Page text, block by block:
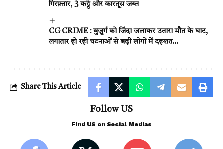
गिरफ़्तार, 3 कट्टे और कारतूस जब्त
CG CRIME : बुजुर्ग को जिंदा जलाकर उतारा मौत के घाट,
लगातार हो रही घटनाओं से बढ़ी लोगों में दहशत…
Share This Article
Follow US
Find US on Social Medias